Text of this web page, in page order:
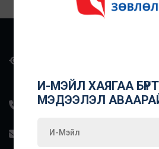
И-МЭЙЛ ХАЯГАА
МЭДЭЭЛЭЛ
давхар, 1004 тоот
+976-7000-0160
info@mediacouncil.mn